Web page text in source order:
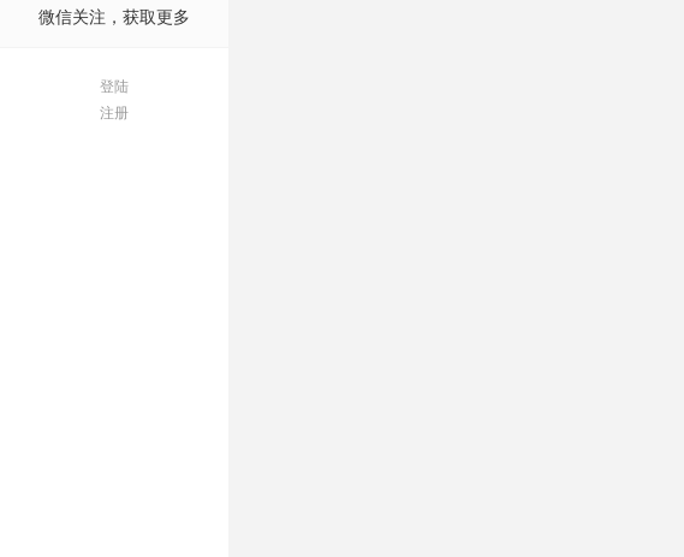
微信关注，获取更多
登陆
注册